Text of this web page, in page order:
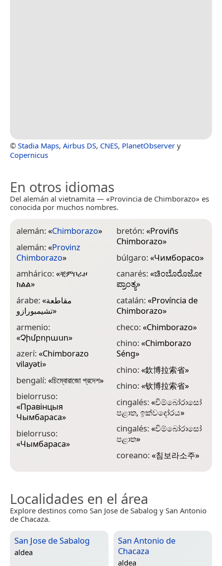
© Stadia Maps, Airbus DS, CNES, PlanetObserver y
Copernicus
En otros idiomas
Del alemán al vietnamita — «Provincia de Chimborazo» es
conocida por muchos nombres.
alemán:«Chimborazo»
alemán:«Provinz
Chimborazo»
amhárico:«ቺምቦራዞ
ክልል»
árabe:«مقاطعة
تشيمبورازو»
armenio:
«Չիմբորասո»
azerí:«Chimborazo
vilayəti»
bengalí:«চিম্বোরাজো প্রদেশ»
bielorruso:
«Правінцыя
Чымбараса»
bielorruso:
«Чымбараса»
bretón:«Proviñs
Chimborazo»
búlgaro:«Чимборасо»
canarés:«ಚಿಂಬೊರೊಜೋ
ಪ್ರಾಂತ್ಯ»
catalán:«Província de
Chimborazo»
checo:«Chimborazo»
chino:«Chimborazo
Séng»
chino:«欽博拉索省»
chino:«钦博拉索省»
cingalés:«චිම්බෝරාසෝ
පළාත, ඉක්වදෝරය»
cingalés:«චිම්බෝරාසෝ
පළාත»
coreano:«침보라소주»
Localidades en el área
Explore destinos como San Jose de Sabalog y San Antonio
de Chacaza.
San Jose de Sabalog
aldea
San Antonio de
Chacaza
aldea